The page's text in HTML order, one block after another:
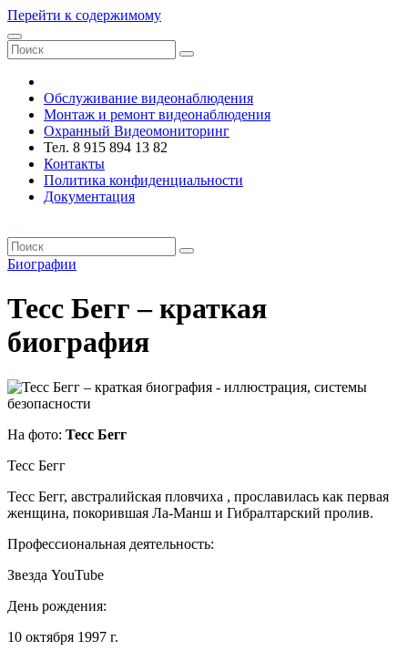
Перейти к содержимому
Обслуживание видеонаблюдения
Монтаж и ремонт видеонаблюдения
Охранный Видеомониторинг
Тел. 8 915 894 13 82
Контакты
Политика конфиденциальности
Документация
Биографии
Тесс Бегг – краткая
биография
На фото: Тесс Бегг
Тесс Бегг
Тесс Бегг, австралийская пловчиха , прославилась как первая
женщина, покорившая Ла-Манш и Гибралтарский пролив.
Профессиональная деятельность:
Звезда YouTube
День рождения:
10 октября 1997 г.